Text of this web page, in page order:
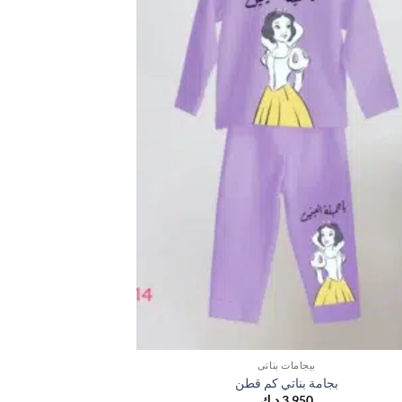
بيجامات بناتي
بجامة بناتي كم قطن